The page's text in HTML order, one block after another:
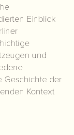
Einblick
und
Geschichte der
Kontext